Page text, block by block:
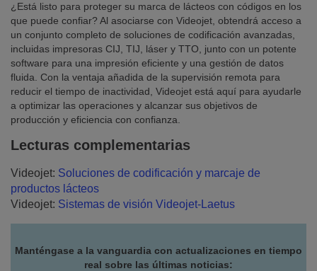
¿Está listo para proteger su marca de lácteos con códigos en los
que puede confiar? Al asociarse con Videojet, obtendrá acceso a
un conjunto completo de soluciones de codificación avanzadas,
incluidas impresoras CIJ, TIJ, láser y TTO, junto con un potente
software para una impresión eficiente y una gestión de datos
fluida. Con la ventaja añadida de la supervisión remota para
reducir el tiempo de inactividad, Videojet está aquí para ayudarle
a optimizar las operaciones y alcanzar sus objetivos de
producción y eficiencia con confianza.
Lecturas complementarias
Videojet: Soluciones de codificación y marcaje de
productos lácteos
Videojet: Sistemas de visión Videojet-Laetus
Manténgase a la vanguardia con actualizaciones en tiempo
real sobre las últimas noticias: